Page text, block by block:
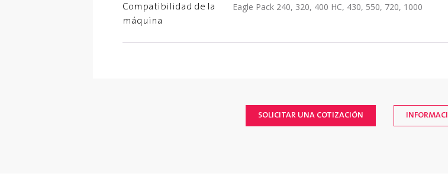
Compatibilidad de la
máquina
Eagle Pack 240, 320, 400 HC, 430, 550, 720, 1000
SOLICITAR UNA COTIZACIÓN